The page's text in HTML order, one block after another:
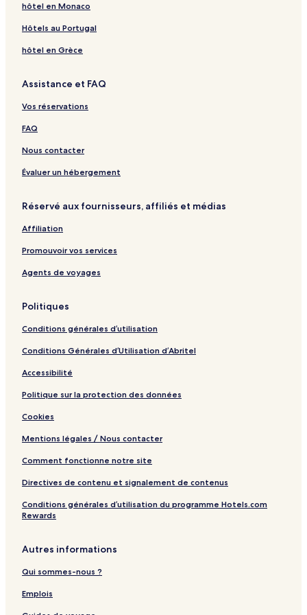
t
s
y
C
o
t
g
s
a
t
u
r
o
l
e
c
t
o
y
i
g
h
t
n
i
n
e
n
s
t
a
g
e
H
o
t
e
s
t
H
o
e
o
u
s
e
i
g
H
o
l
i
n
g
n
S
u
i
s
hôtel en Monaco
Hôtels au Portugal
hôtel en Grèce
Assistance et FAQ
Vos réservations
FAQ
Nous contacter
Évaluer un hébergement
Réservé aux fournisseurs, affiliés et médias
Affiliation
Promouvoir vos services
Agents de voyages
Politiques
Conditions générales d’utilisation
Conditions Générales d’Utilisation d’Abritel
Accessibilité
Politique sur la protection des données
Cookies
Mentions légales / Nous contacter
Comment fonctionne notre site
Directives de contenu et signalement de contenus
Conditions générales d’utilisation du programme Hotels.com
Rewards
Autres informations
Qui sommes-nous ?
Emplois